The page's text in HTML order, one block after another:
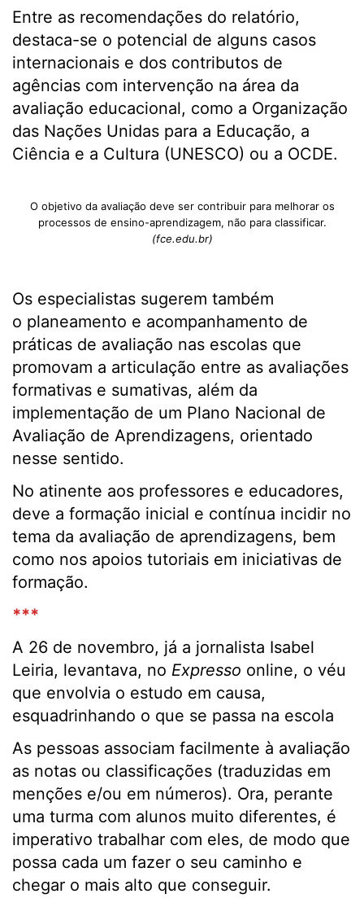
Entre as recomendações do relatório,
destaca-se o potencial de alguns casos
internacionais e dos contributos de
agências com intervenção na área da
avaliação educacional, como a Organização
das Nações Unidas para a Educação, a
Ciência e a Cultura (UNESCO) ou a OCDE.
O objetivo da avaliação deve ser contribuir para melhorar os
processos de ensino-aprendizagem, não para classificar.
(fce.edu.br)
Os especialistas sugerem também
o planeamento e acompanhamento de
práticas de avaliação nas escolas que
promovam a articulação entre as avaliações
formativas e sumativas, além da
implementação de um Plano Nacional de
Avaliação de Aprendizagens, orientado
nesse sentido.
No atinente aos professores e educadores,
deve a formação inicial e contínua incidir no
tema da avaliação de aprendizagens, bem
como nos apoios tutoriais em iniciativas de
formação.
***
A 26 de novembro, já a jornalista Isabel
Leiria, levantava, no Expresso online, o véu
que envolvia o estudo em causa,
esquadrinhando o que se passa na escola
As pessoas associam facilmente à avaliação
as notas ou classificações (traduzidas em
menções e/ou em números). Ora, perante
uma turma com alunos muito diferentes, é
imperativo trabalhar com eles, de modo que
possa cada um fazer o seu caminho e
chegar o mais alto que conseguir.